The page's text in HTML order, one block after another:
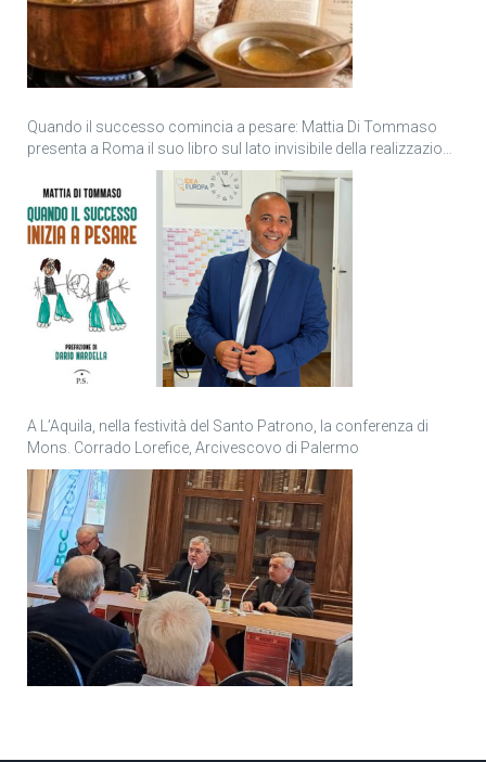
Quando il successo comincia a pesare: Mattia Di Tommaso
presenta a Roma il suo libro sul lato invisibile della realizzazione
A L’Aquila, nella festività del Santo Patrono, la conferenza di
Mons. Corrado Lorefice, Arcivescovo di Palermo